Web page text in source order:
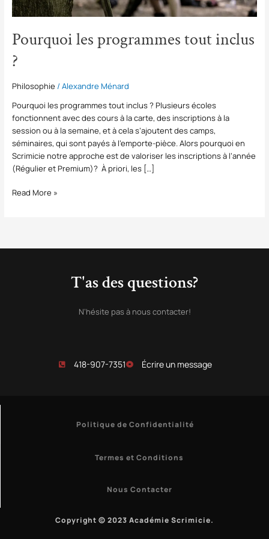
Pourquoi les programmes tout inclus
?
Philosophie /Alexandre Ménard
Pourquoi les programmes tout inclus ? Plusieurs écoles
fonctionnent avec des cours à la carte, des inscriptions à la
session ou à la semaine, et à cela s’ajoutent des camps,
séminaires, qui sont payés à l’emporte-pièce. Alors pourquoi en
Scrimicie notre approche est de valoriser les inscriptions à l’année
(Régulier et Premium)? À priori, les […]
Read More »
T'as des questions?
N’hésite pas à nous contacter!
418-907-7351 Écrire un message
Politique de Confidentialité
Termes et Conditions
Nous Contacter
Copyright © 2023 Académie Scrimicie.